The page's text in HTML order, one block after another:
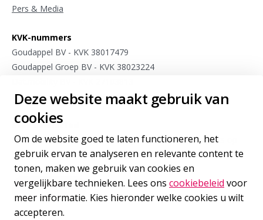
Deze website maakt gebruik van
cookies
Om de website goed te laten functioneren, het
gebruik ervan te analyseren en relevante content te
tonen, maken we gebruik van cookies en
vergelijkbare technieken. Lees ons cookiebeleid voor
meer informatie. Kies hieronder welke cookies u wilt
accepteren.
Pers & Media
KVK-nummers
Goudappel BV - KVK 38017479
Goudappel Groep BV - KVK 38023224
Meet4research BV - KVK 75963175
Stay connected
Meld je aan voor sporadische updates van onze experts op
het gebied van internationale mobiliteit
Inschrijven
voor onze nieuwsbrief